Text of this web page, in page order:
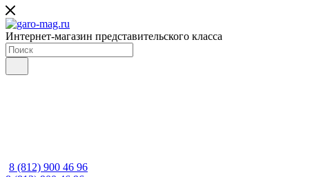
Интернет-магазин представительского класса
8 (812) 900 46 96